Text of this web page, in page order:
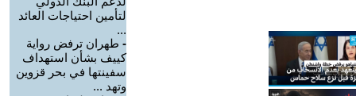
لتأمين احتياجات العائد
...
- طهران ترفض رواية
كييف بشأن استهداف
سفينتها في بحر قزوين
وتهد ...